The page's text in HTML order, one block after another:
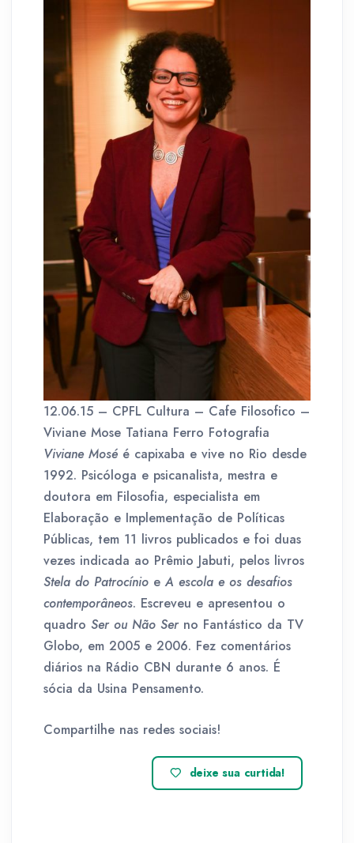
12.06.15 – CPFL Cultura – Cafe Filosofico –
Viviane Mose Tatiana Ferro Fotografia
Viviane Mosé é capixaba e vive no Rio desde
1992. Psicóloga e psicanalista, mestra e
doutora em Filosofia, especialista em
Elaboração e Implementação de Políticas
Públicas, tem 11 livros publicados e foi duas
vezes indicada ao Prêmio Jabuti, pelos livros
Stela do Patrocínio eA escola e os desafios
contemporâneos. Escreveu e apresentou o
quadro Ser ou Não Serno Fantástico da TV
Globo, em 2005 e 2006. Fez comentários
diários na Rádio CBN durante 6 anos. É
sócia da Usina Pensamento.
Compartilhe nas redes sociais!
deixe sua curtida!